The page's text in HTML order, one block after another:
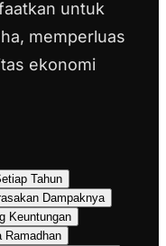
untuk
memperluas
ekonomi
Tahun
Dampaknya
Keuntungan
Ramadhan